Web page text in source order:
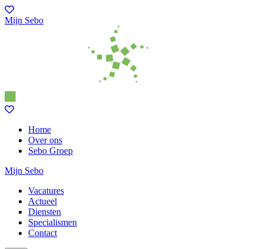
Mijn Sebo
Home
Over ons
Sebo Groep
Mijn Sebo
Vacatures
Actueel
Diensten
Specialismen
Contact